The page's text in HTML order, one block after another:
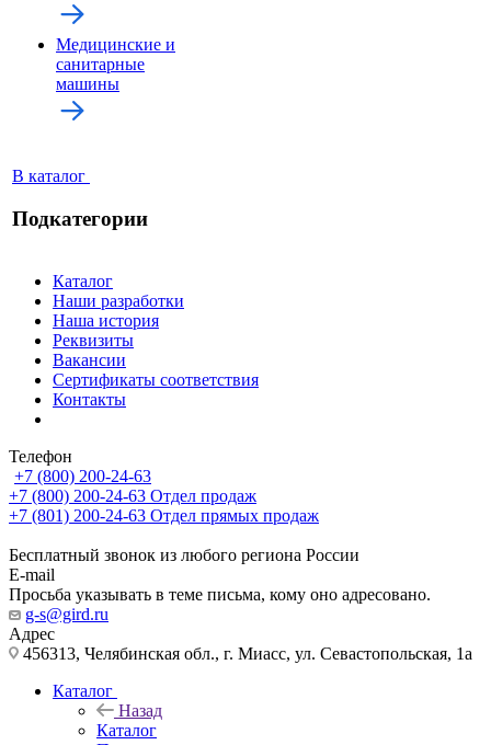
Медицинские и
санитарные
машины
В каталог
Подкатегории
Каталог
Наши разработки
Наша история
Реквизиты
Вакансии
Сертификаты соответствия
Контакты
Телефон
+7 (800) 200-24-63
+7 (800) 200-24-63 Отдел продаж
+7 (801) 200-24-63 Отдел прямых продаж
Бесплатный звонок из любого региона России
E-mail
Просьба указывать в теме письма, кому оно адресовано.
g-s@gird.ru
Адрес
456313, Челябинская обл., г. Миасс, ул. Севастопольская, 1а
Каталог
Назад
Каталог